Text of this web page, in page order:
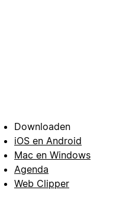
Downloaden
iOS en Android
Mac en Windows
Agenda
Web Clipper